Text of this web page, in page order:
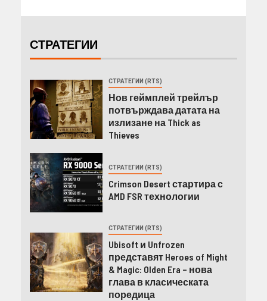
СТРАТЕГИИ
СТРАТЕГИИ (RTS)
Нов геймплей трейлър
потвърждава датата на
излизане на Thick as
Thieves
СТРАТЕГИИ (RTS)
Crimson Desert стартира с
AMD FSR технологии
СТРАТЕГИИ (RTS)
Ubisoft и Unfrozen
представят Heroes of Might
& Magic: Olden Era – нова
глава в класическата
поредица